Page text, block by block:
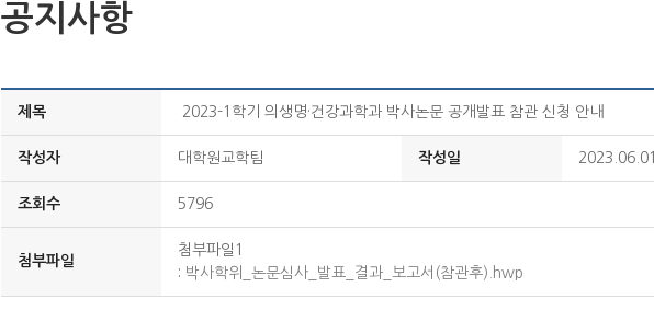
공지사항
제목 2023-1학기 의생명·건강과학과 박사논문 공개발표 참관 신청 안내
작성자 대학원교학팀 작성일 2023.06.01
조회수 5796
첨부파일
첨부파일1
: 박사학위_논문심사_발표_결과_보고서(참관후).hwp